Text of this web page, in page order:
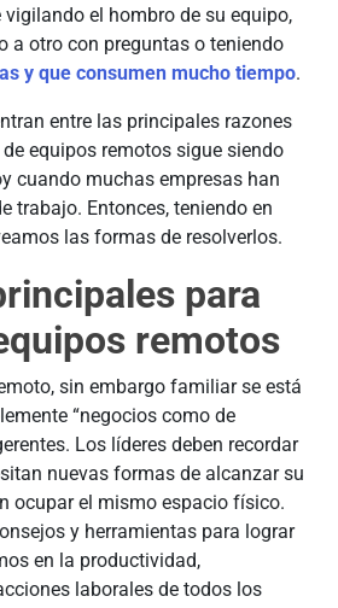
el hombro de su equipo,
a otro con preguntas o teniendo
y que consumen mucho tiempo.
entre las principales razones
equipos remotos sigue siendo
cuando muchas empresas han
trabajo. Entonces, teniendo en
las formas de resolverlos.
para
remotos
sin embargo familiar se está
“negocios como de
Los líderes deben recordar
nuevas formas de alcanzar su
ocupar el mismo espacio físico.
y herramientas para lograr
en la productividad,
laborales de todos los